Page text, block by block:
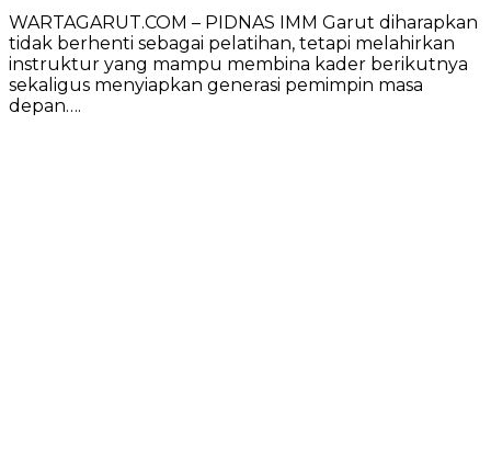
WARTAGARUT.COM – PIDNAS IMM Garut diharapkan
tidak berhenti sebagai pelatihan, tetapi melahirkan
instruktur yang mampu membina kader berikutnya
sekaligus menyiapkan generasi pemimpin masa
depan….